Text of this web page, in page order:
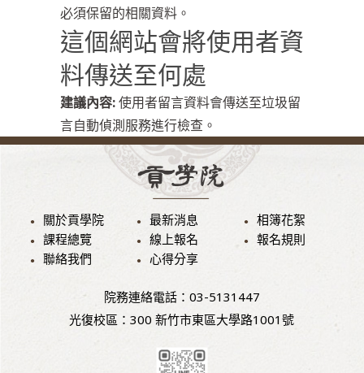
必須保留的相關資料。
這個網站會將使用者資
料傳送至何處
建議內容:使用者留言資料會傳送至垃圾留
言自動偵測服務進行檢查。
關於貢學院 最新消息
相簿花絮
課程總覽
線上報名
報名規則
聯絡我們
心得分享
院務連絡電話：03-5131447
光復校區：300 新竹市東區大學路1001號